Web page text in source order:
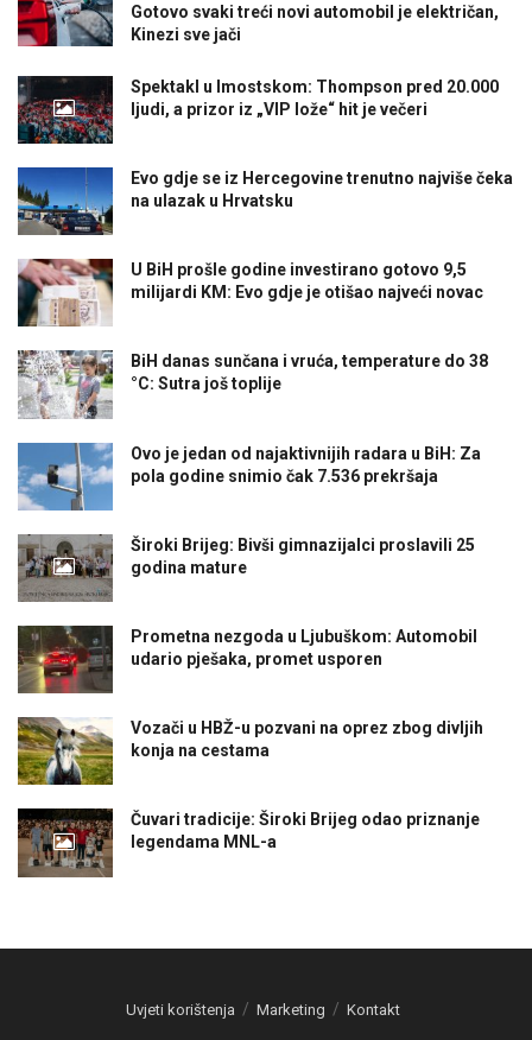
Gotovo svaki treći novi automobil je električan,
Kinezi sve jači
Spektakl u Imostskom: Thompson pred 20.000
ljudi, a prizor iz „VIP lože“ hit je večeri
Evo gdje se iz Hercegovine trenutno najviše čeka
na ulazak u Hrvatsku
U BiH prošle godine investirano gotovo 9,5
milijardi KM: Evo gdje je otišao najveći novac
BiH danas sunčana i vruća, temperature do 38
°C: Sutra još toplije
Ovo je jedan od najaktivnijih radara u BiH: Za
pola godine snimio čak 7.536 prekršaja
Široki Brijeg: Bivši gimnazijalci proslavili 25
godina mature
Prometna nezgoda u Ljubuškom: Automobil
udario pješaka, promet usporen
Vozači u HBŽ-u pozvani na oprez zbog divljih
konja na cestama
Čuvari tradicije: Široki Brijeg odao priznanje
legendama MNL-a
Uvjeti korištenja Marketing Kontakt